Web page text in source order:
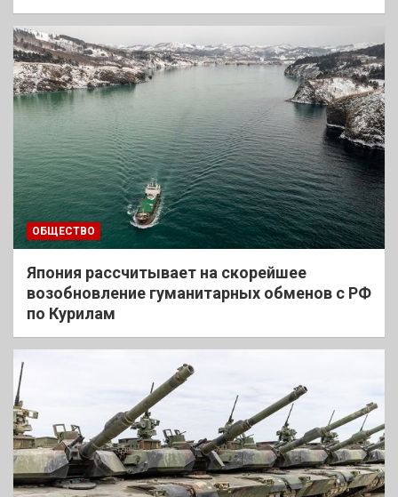
ОБЩЕСТВО
Япония рассчитывает на скорейшее
возобновление гуманитарных обменов с РФ
по Курилам